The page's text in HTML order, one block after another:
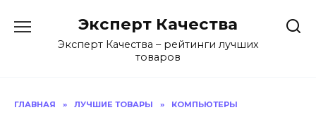
содержанию
Эксперт Качества
Эксперт Качества – рейтинги лучших
товаров
ГЛАВНАЯ » ЛУЧШИЕ ТОВАРЫ » КОМПЬЮТЕРЫ